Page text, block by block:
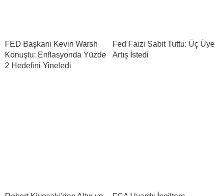
FED Başkanı Kevin Warsh
Konuştu: Enflasyonda Yüzde
2 Hedefini Yineledi
Fed Faizi Sabit Tuttu: Üç Üye
Artış İstedi